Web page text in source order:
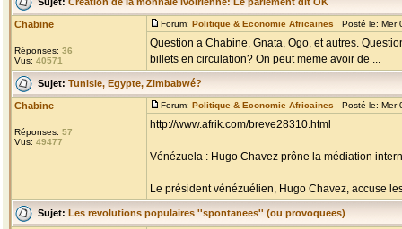
Chabine
Réponses: 36
Vus: 40571
Forum: Politique & Economie Africaines Posté le: Mer
Question a Chabine, Gnata, Ogo, et autres.
billets en circulation? On peut meme avoir de ...
Sujet: Tunisie, Egypte, Zimbabwé?
Chabine
Réponses: 57
Vus: 49477
Forum: Politique & Economie Africaines Posté le: Mer
http://www.afrik.com/breve28310.html
Vénézuela : Hugo Chavez prône la médiation
Le président vénézuélien, Hugo Chavez, accuse
Sujet: Les revolutions populaires ''spontanees'' (ou provoquees)